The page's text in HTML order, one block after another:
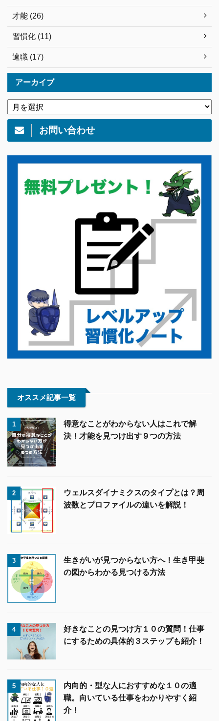
才能 (26)
習慣化 (11)
適職 (17)
アーカイブ
お問い合わせ
オススメ記事一覧
1
得意なことがわからない人はこれで解
決！才能を見つけ出す９つの方法
2
ウェルスダイナミクスのタイプとは？周
波数とプロファイルの違いを解説！
3
生きがいが見つからない方へ！生き甲斐
の図からわかる見つける方法
4
好きなことの見つけ方１０の質問！仕事
にするための具体的３ステップも紹介！
5
内向的・型な人におすすめな１０の適
職。向いている仕事をわかりやすく紹
介！